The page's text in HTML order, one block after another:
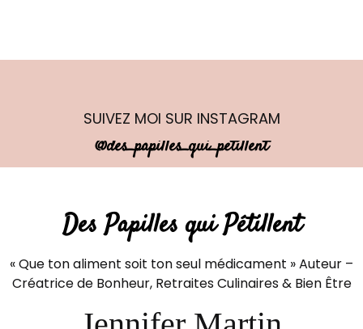
SUIVEZ MOI SUR INSTAGRAM
@des_papilles_qui_petillent
Des Papilles qui Pétillent
« Que ton aliment soit ton seul médicament » Auteur –
Créatrice de Bonheur, Retraites Culinaires & Bien Être